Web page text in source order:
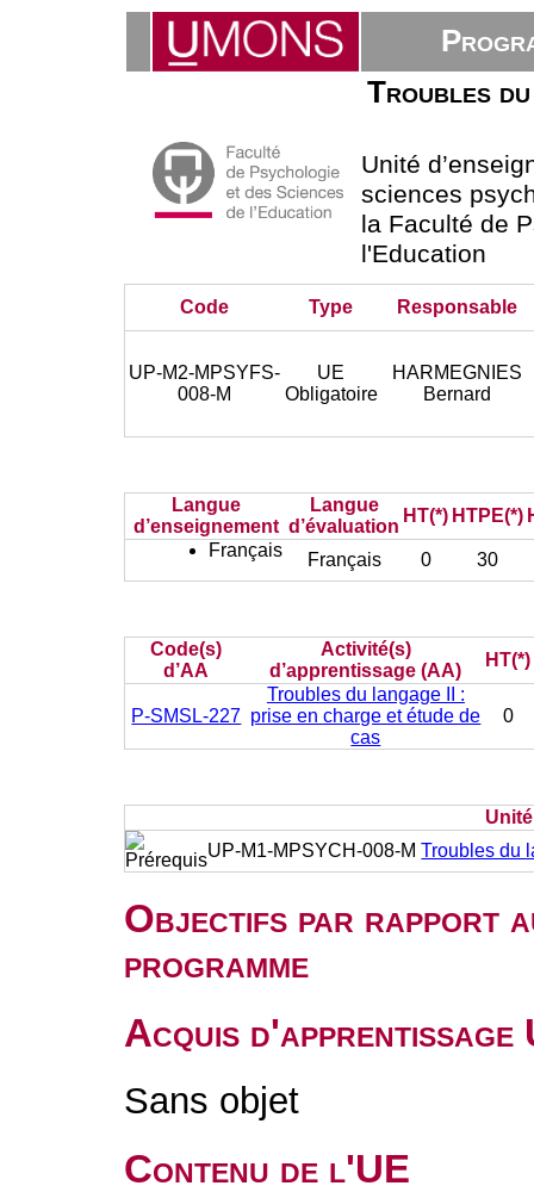
Troubles
Unité
sciences
la Faculté de
l'Education
Code Type Responsable
UP-M2-MPSYFS-
008-M
UE
Obligatoire
HARMEGNIES
Bernard
Langue
d’enseignement
Langue
d’évaluation
HT(*) HTPE(*)
Français
Français 0 30
Code(s)
d’AA
Activité(s)
d’apprentissage (AA)
HT(*)
P-SMSL-227
Troubles du langage II :
prise en charge et étude de
cas
0
UP-M1-MPSYCH-008-MTroubles du
Objectifs par rapport
programme
Acquis d'apprentissage
Sans objet
Contenu de l'UE